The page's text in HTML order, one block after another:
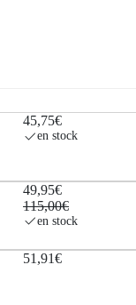
45,75€
en stock
49,95€
115,00€
en stock
51,91€